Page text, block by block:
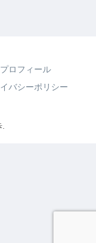
プロフィール
バシーポリシー